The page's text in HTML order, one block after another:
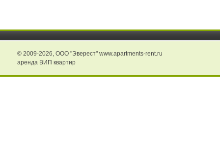
© 2009-2026, ООО "Эверест" www.apartments-rent.ru
аренда ВИП квартир